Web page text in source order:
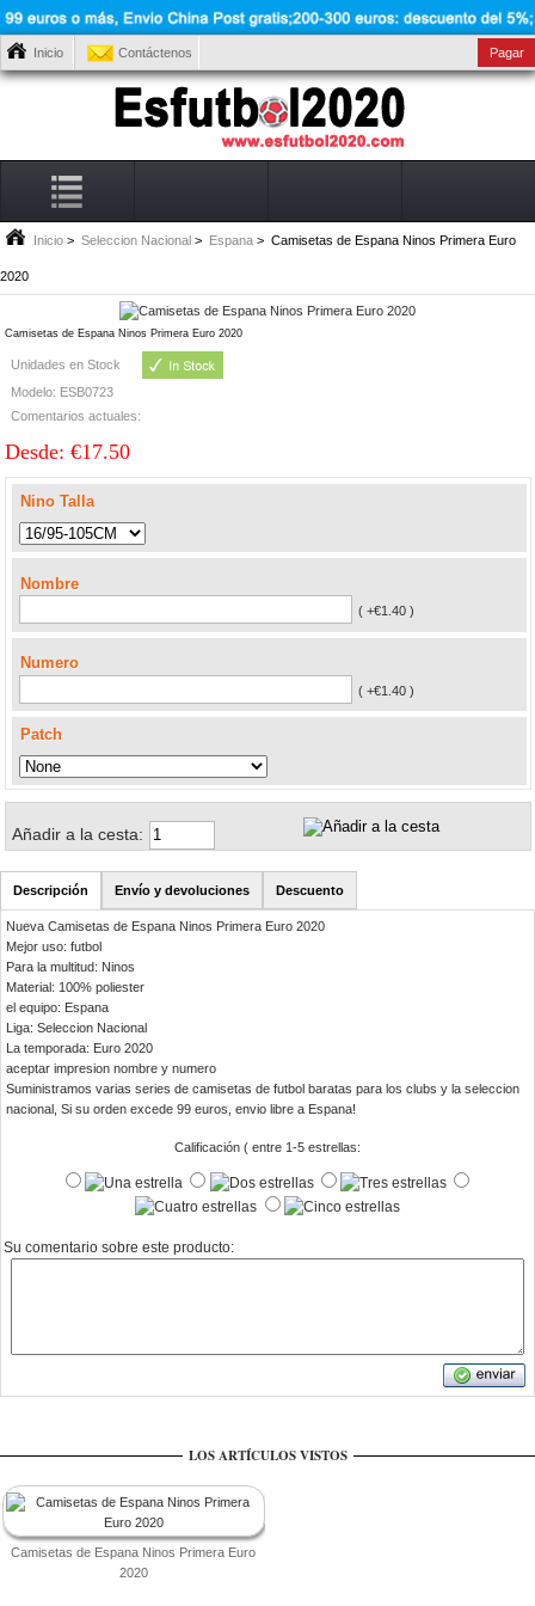
Inicio Contáctenos Pagar
Inicio > Seleccion Nacional > Espana > Camisetas de Espana Ninos Primera Euro
2020
Camisetas de Espana Ninos Primera Euro 2020
Unidades en Stock
Modelo: ESB0723
Comentarios actuales:
Desde: €17.50
Nino Talla
Nombre
( +€1.40 )
Numero
( +€1.40 )
Patch
Añadir a la cesta:
Descripción Envío y devoluciones Descuento
Nueva Camisetas de Espana Ninos Primera Euro 2020
Mejor uso: futbol
Para la multitud: Ninos
Material: 100% poliester
el equipo: Espana
Liga: Seleccion Nacional
La temporada: Euro 2020
aceptar impresion nombre y numero
Suministramos varias series de camisetas de futbol baratas para los clubs y la seleccion
nacional, Si su orden excede 99 euros, envio libre a Espana!
Calificación ( entre 1-5 estrellas:
Su comentario sobre este producto:
LOS ARTÍCULOS VISTOS
Camisetas de Espana Ninos Primera Euro
2020